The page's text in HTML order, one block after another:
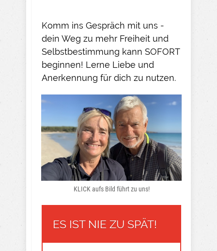
Komm ins Gespräch mit uns -
dein Weg zu mehr Freiheit und
Selbstbestimmung kann SOFORT
beginnen! Lerne Liebe und
Anerkennung für dich zu nutzen.
KLICK aufs Bild führt zu uns!
ES IST NIE ZU SPÄT!